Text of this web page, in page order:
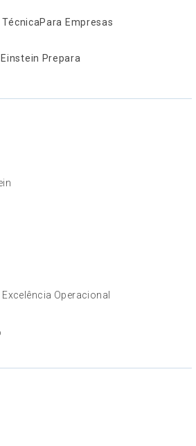
TécnicaPara Empresas
Einstein Prepara
Operacional